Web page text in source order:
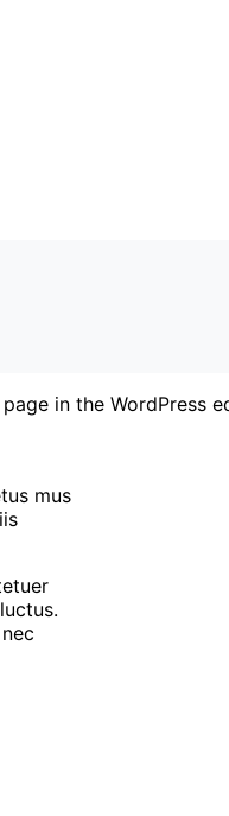
in the WordPress
mus